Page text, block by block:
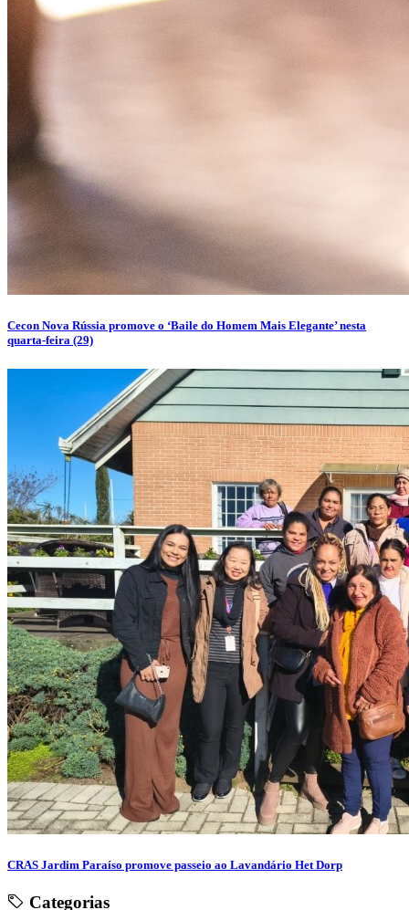
Cecon Nova Rússia promove o ‘Baile do Homem Mais Elegante’ nesta
quarta-feira (29)
CRAS Jardim Paraíso promove passeio ao Lavandário Het Dorp
Categorias